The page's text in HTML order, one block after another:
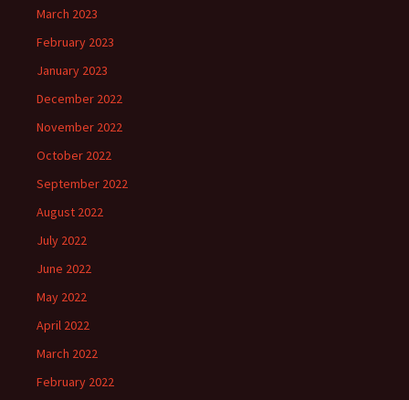
March 2023
February 2023
January 2023
December 2022
November 2022
October 2022
September 2022
August 2022
July 2022
June 2022
May 2022
April 2022
March 2022
February 2022